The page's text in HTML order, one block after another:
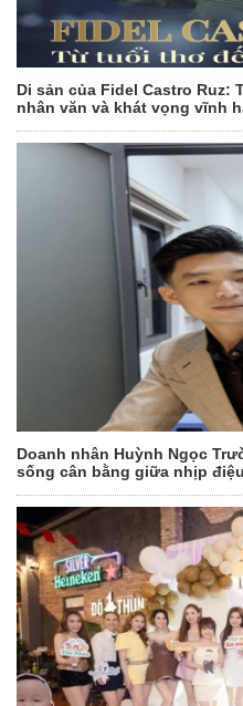
Di sản của Fidel Castro
nhân văn và khát vọng vĩnh
Doanh nhân Huỳnh Ngọc
sống cân bằng giữa nhịp